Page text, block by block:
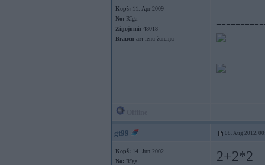
Kopš: 11. Apr 2009
No: Rīga
Ziņojumi: 48018
Braucu ar: lēnu žurciņu
gt99 08. Aug 2012,
Kopš: 14. Jun 2002
No: Rīga
2+2*2